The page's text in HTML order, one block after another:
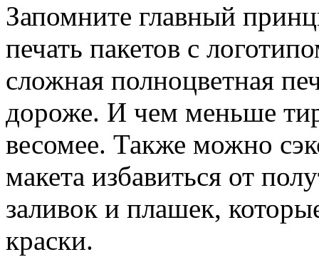
Запомните главный
печать пакетов с
сложная полноцветная
дороже. И чем меньше
весомее. Также можно
макета избавиться от
заливок и плашек,
краски.